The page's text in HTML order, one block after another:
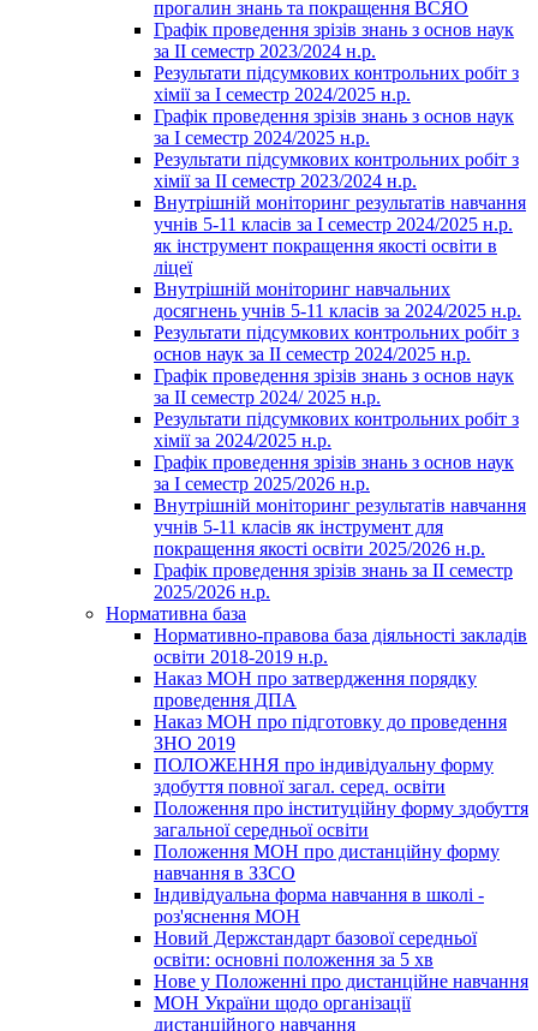
прогалин знань та покращення ВСЯО
Графік проведення зрізів знань з основ наук
за ІІ семестр 2023/2024 н.р.
Результати підсумкових контрольних робіт з
хімії за І семестр 2024/2025 н.р.
Графік проведення зрізів знань з основ наук
за І семестр 2024/2025 н.р.
Результати підсумкових контрольних робіт з
хімії за ІІ семестр 2023/2024 н.р.
Внутрішній моніторинг результатів навчання
учнів 5-11 класів за І семестр 2024/2025 н.р.
як інструмент покращення якості освіти в
ліцеї
Внутрішній моніторинг навчальних
досягнень учнів 5-11 класів за 2024/2025 н.р.
Результати підсумкових контрольних робіт з
основ наук за ІІ семестр 2024/2025 н.р.
Графік проведення зрізів знань з основ наук
за ІІ семестр 2024/ 2025 н.р.
Результати підсумкових контрольних робіт з
хімії за 2024/2025 н.р.
Графік проведення зрізів знань з основ наук
за І семестр 2025/2026 н.р.
Внутрішній моніторинг результатів навчання
учнів 5-11 класів як інструмент для
покращення якості освіти 2025/2026 н.р.
Графік проведення зрізів знань за ІІ семестр
2025/2026 н.р.
Нормативна база
Нормативно-правова база діяльності закладів
освіти 2018-2019 н.р.
Наказ МОН про затвердження порядку
проведення ДПА
Наказ МОН про підготовку до проведення
ЗНО 2019
ПОЛОЖЕННЯ про індивідуальну форму
здобуття повної загал. серед. освіти
Положення про інституційну форму здобуття
загальної середньої освіти
Положення МОН про дистанційну форму
навчання в ЗЗСО
Індивідуальна форма навчання в школі -
роз'яснення МОН
Новий Держстандарт базової середньої
освіти: основні положення за 5 хв
Нове у Положенні про дистанційне навчання
МОН України щодо організації
дистанційного навчання